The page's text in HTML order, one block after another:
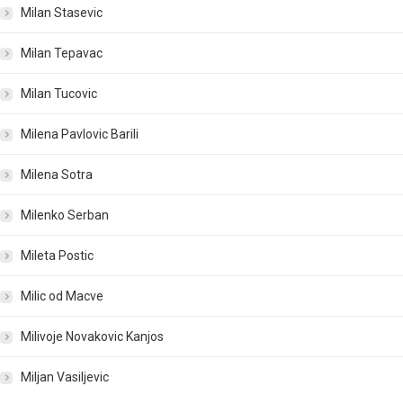
Milan Stasevic
Milan Tepavac
Milan Tucovic
Milena Pavlovic Barili
Milena Sotra
Milenko Serban
Mileta Postic
Milic od Macve
Milivoje Novakovic Kanjos
Miljan Vasiljevic